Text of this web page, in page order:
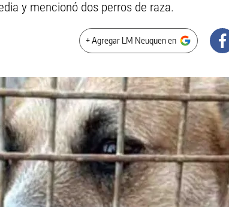
y mencionó dos perros de raza.
+ Agregar LM Neuquen en